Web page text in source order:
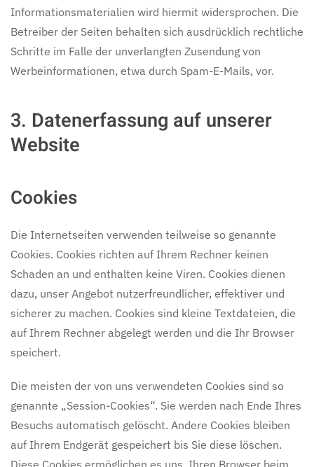
Informationsmaterialien wird hiermit widersprochen. Die
Betreiber der Seiten behalten sich ausdrücklich rechtliche
Schritte im Falle der unverlangten Zusendung von
Werbeinformationen, etwa durch Spam-E-Mails, vor.
3. Datenerfassung auf unserer
Website
Cookies
Die Internetseiten verwenden teilweise so genannte
Cookies. Cookies richten auf Ihrem Rechner keinen
Schaden an und enthalten keine Viren. Cookies dienen
dazu, unser Angebot nutzerfreundlicher, effektiver und
sicherer zu machen. Cookies sind kleine Textdateien, die
auf Ihrem Rechner abgelegt werden und die Ihr Browser
speichert.
Die meisten der von uns verwendeten Cookies sind so
genannte „Session-Cookies“. Sie werden nach Ende Ihres
Besuchs automatisch gelöscht. Andere Cookies bleiben
auf Ihrem Endgerät gespeichert bis Sie diese löschen.
Diese Cookies ermöglichen es uns, Ihren Browser beim